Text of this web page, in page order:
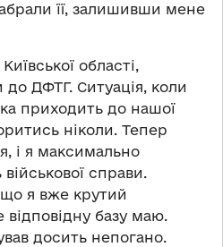
її, залишивши мене
області,
до ДФТГ. Ситуація, коли
приходить до нашої
ніколи. Тепер
і я максимально
справи.
я вже крутий
відповідну базу маю.
досить непогано.